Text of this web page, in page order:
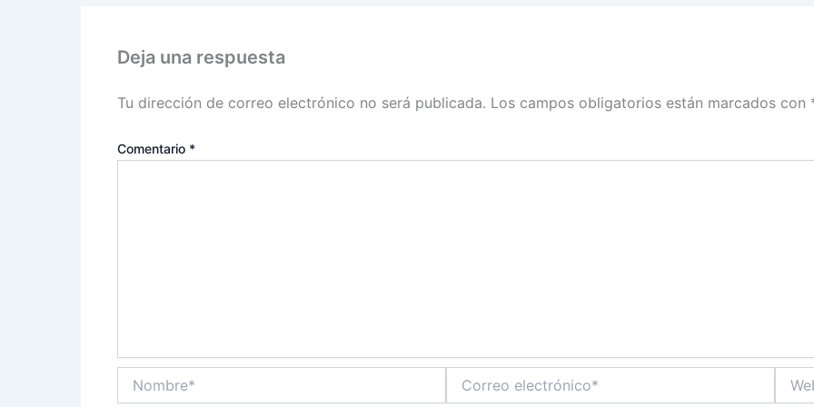
Deja una respuesta
Tu dirección de correo electrónico no será publicada. Los campos obligatorios están marcados con
Comentario *
electrónico*